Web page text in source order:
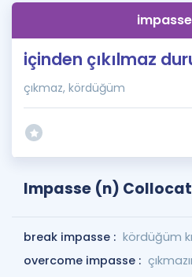
İngilizce Gramer
içinden çıkılmaz
çıkmaz, kördüğüm
Impasse (n)
break impasse : kördüğüm
overcome impasse :